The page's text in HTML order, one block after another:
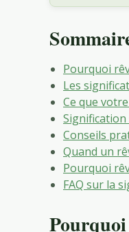
Pourquoi
Les
Ce que
Conseils
Quand un
Pourquoi
FAQ sur la
Pourquoi